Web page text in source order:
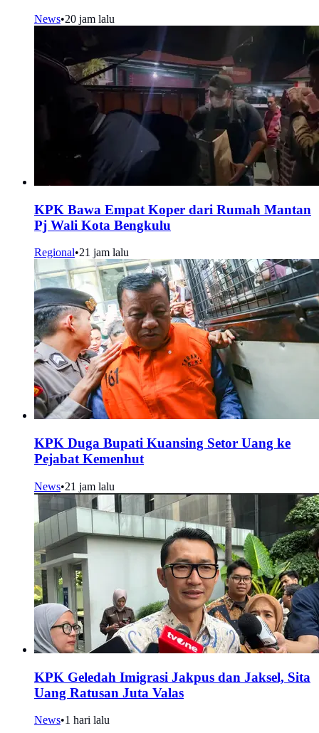
News•20 jam lalu
KPK Bawa Empat Koper dari Rumah Mantan
Pj Wali Kota Bengkulu
Regional•21 jam lalu
KPK Duga Bupati Kuansing Setor Uang ke
Pejabat Kemenhut
News•21 jam lalu
KPK Geledah Imigrasi Jakpus dan Jaksel, Sita
Uang Ratusan Juta Valas
News•1 hari lalu